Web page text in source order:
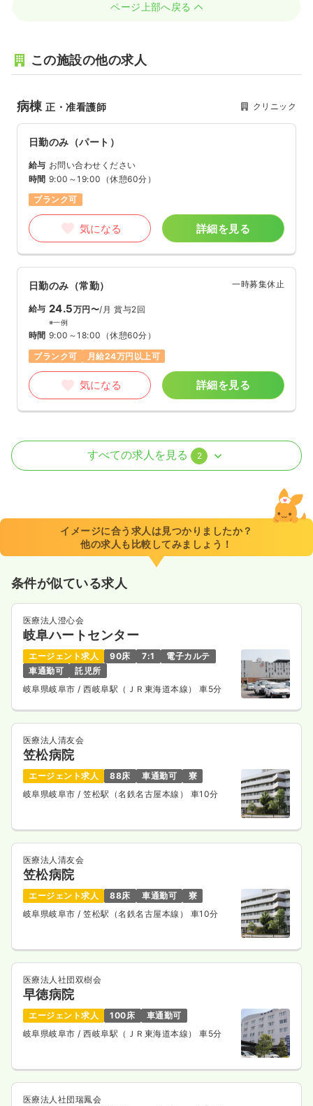
ページ上部へ戻る
この施設の他の求人
病棟正・准看護師 クリニック
日勤のみ（パート）
給与 お問い合わせください
時間 9:00～19:00 （休憩60分）
ブランク可
気になる 詳細を見る
日勤のみ（常勤） 一時募集休止
給与 24.5万円〜/月 賞与2回
※一例
時間 9:00～18:00 （休憩60分）
ブランク可
月給24万円以上可
気になる 詳細を見る
外来 正・准看護師
9:00～18:00（休憩60分）
4週8休以上
月給27万円以上可
気になる
日勤のみ（パート）
給与 時給1,350〜1,500円
時間 9:00～18:00（休憩60分）
すべての求人を見る 2
イメージに合う求人は見つかりましたか？
他の求人も比較してみましょう！
条件が似ている求人
医療法人澄心会
岐阜ハートセンター
エージェント求人 90床 7:1
電子カルテ
車通勤可
託児所
岐阜県岐阜市 / 西岐阜駅（ＪＲ東海道本線） 車5分
医療法人清友会
笠松病院
エージェント求人 88床 車通勤可
寮
岐阜県岐阜市/ 笠松駅（名鉄名古屋本線） 車10分
医療法人清友会
笠松病院
エージェント求人 88床 車通勤可
寮
岐阜県岐阜市/ 笠松駅（名鉄名古屋本線） 車10分
医療法人社団双樹会
早徳病院
エージェント求人 100床
車通勤可
岐阜県岐阜市/ 西岐阜駅（ＪＲ東海道本線） 車5分
医療法人社団瑞鳳会